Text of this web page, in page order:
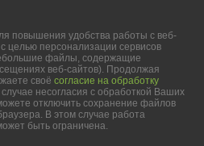
повышения удобства работы с веб-
целью персонализации сервисов
файлы, содержащие
веб-сайтов). Продолжая
своё согласие на обработку
случае несогласия с обработкой Ваших
отключить сохранение файлов
В этом случае работа
быть ограничена.